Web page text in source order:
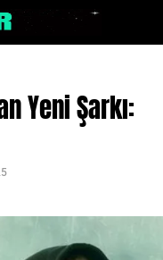
Yeni Şarkı: